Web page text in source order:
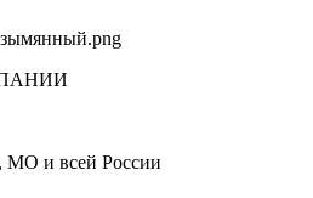
МО и всей России